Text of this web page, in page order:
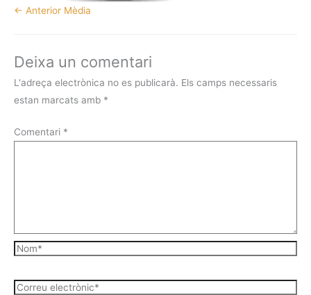
← Anterior Mèdia
Deixa un comentari
L'adreça electrònica no es publicarà. Els camps necessaris
estan marcats amb *
Comentari *
Nom*
Correu